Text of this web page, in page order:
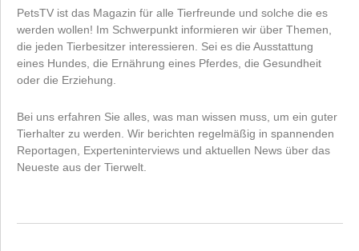
PetsTV ist das Magazin für alle Tierfreunde und solche die es
werden wollen! Im Schwerpunkt informieren wir über Themen,
die jeden Tierbesitzer interessieren. Sei es die Ausstattung
eines Hundes, die Ernährung eines Pferdes, die Gesundheit
oder die Erziehung.
Bei uns erfahren Sie alles, was man wissen muss, um ein guter
Tierhalter zu werden. Wir berichten regelmäßig in spannenden
Reportagen, Experteninterviews und aktuellen News über das
Neueste aus der Tierwelt.